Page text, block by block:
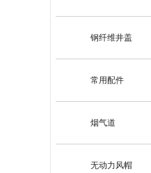
钢纤维井盖
常用配件
烟气道
无动力风帽